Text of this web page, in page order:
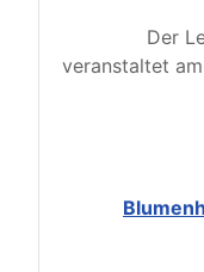
Der
veranstaltet